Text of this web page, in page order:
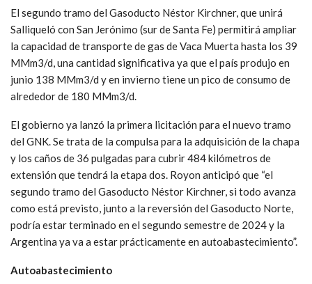
El segundo tramo del Gasoducto Néstor Kirchner, que unirá
Salliqueló con San Jerónimo (sur de Santa Fe) permitirá ampliar
la capacidad de transporte de gas de Vaca Muerta hasta los 39
MMm3/d, una cantidad significativa ya que el país produjo en
junio 138 MMm3/d y en invierno tiene un pico de consumo de
alrededor de 180 MMm3/d.
El gobierno ya lanzó la primera licitación para el nuevo tramo
del GNK. Se trata de la compulsa para la adquisición de la chapa
y los caños de 36 pulgadas para cubrir 484 kilómetros de
extensión que tendrá la etapa dos. Royon anticipó que “el
segundo tramo del Gasoducto Néstor Kirchner, si todo avanza
como está previsto, junto a la reversión del Gasoducto Norte,
podría estar terminado en el segundo semestre de 2024 y la
Argentina ya va a estar prácticamente en autoabastecimiento”.
Autoabastecimiento